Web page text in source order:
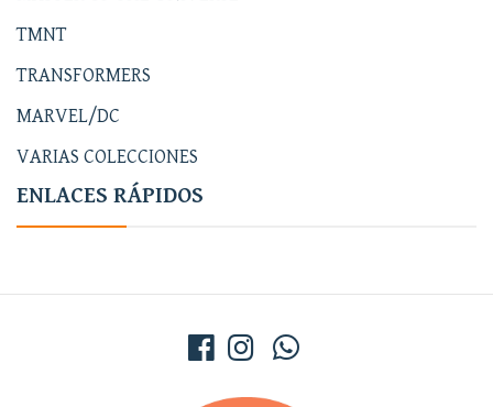
TMNT
TRANSFORMERS
MARVEL/DC
VARIAS COLECCIONES
ENLACES RÁPIDOS